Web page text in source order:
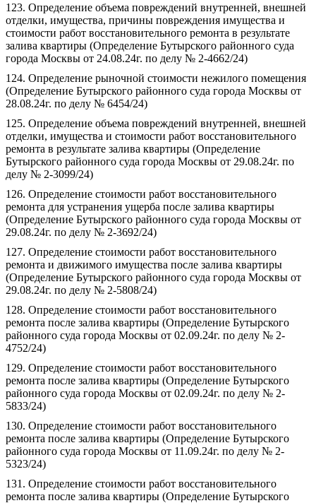
123. Определение объема повреждений внутренней, внешней
отделки, имущества, причины повреждения имущества и
стоимости работ восстановительного ремонта в результате
залива квартиры (Определение Бутырского районного суда
города Москвы от 24.08.24г. по делу № 2-4662/24)
124. Определение рыночной стоимости нежилого помещения
(Определение Бутырского районного суда города Москвы от
28.08.24г. по делу № 6454/24)
125. Определение объема повреждений внутренней, внешней
отделки, имущества и стоимости работ восстановительного
ремонта в результате залива квартиры (Определение
Бутырского районного суда города Москвы от 29.08.24г. по
делу № 2-3099/24)
126. Определение стоимости работ восстановительного
ремонта для устранения ущерба после залива квартиры
(Определение Бутырского районного суда города Москвы от
29.08.24г. по делу № 2-3692/24)
127. Определение стоимости работ восстановительного
ремонта и движимого имущества после залива квартиры
(Определение Бутырского районного суда города Москвы от
29.08.24г. по делу № 2-5808/24)
128. Определение стоимости работ восстановительного
ремонта после залива квартиры (Определение Бутырского
районного суда города Москвы от 02.09.24г. по делу № 2-
4752/24)
129. Определение стоимости работ восстановительного
ремонта после залива квартиры (Определение Бутырского
районного суда города Москвы от 02.09.24г. по делу № 2-
5833/24)
130. Определение стоимости работ восстановительного
ремонта после залива квартиры (Определение Бутырского
районного суда города Москвы от 11.09.24г. по делу № 2-
5323/24)
131. Определение стоимости работ восстановительного
ремонта после залива квартиры (Определение Бутырского